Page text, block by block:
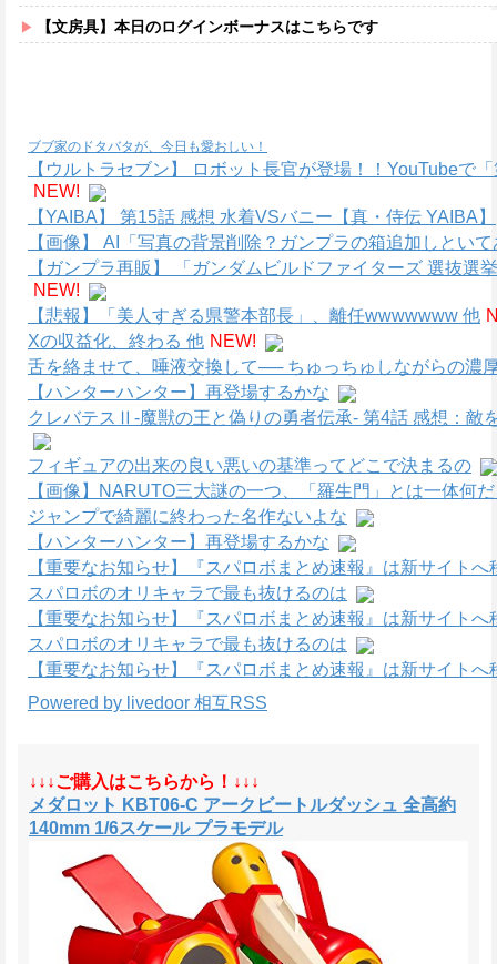
【文房具】本日のログインボーナスはこちらです
ブブ家のドタバタが、今日も愛おしい！
【ウルトラセブン】 ロボット長官が登場！！YouTubeで
NEW!
【YAIBA】 第15話 感想 水着VSバニー【真・侍伝 YAIBA】
【画像】 AI「写真の背景削除？ガンプラの箱追加しとい
【ガンプラ再販】 「ガンダムビルドファイターズ 選抜選
NEW!
【悲報】「美人すぎる県警本部長」、離任wwwwwww 他
Xの収益化、終わる 他 NEW!
舌を絡ませて、唾液交換して── ちゅっちゅしながらの濃
【ハンターハンター】再登場するかな
クレバテスⅡ-魔獣の王と偽りの勇者伝承- 第4話 感想：敵
フィギュアの出来の良い悪いの基準ってどこで決まるの
【画像】NARUTO三大謎の一つ、「羅生門」とは一体何
ジャンプで綺麗に終わった名作ないよな
【ハンターハンター】再登場するかな
【重要なお知らせ】『スパロボまとめ速報』は新サイトへ
スパロボのオリキャラで最も抜けるのは
【重要なお知らせ】『スパロボまとめ速報』は新サイトへ
スパロボのオリキャラで最も抜けるのは
【重要なお知らせ】『スパロボまとめ速報』は新サイトへ
Powered by livedoor 相互RSS
↓↓↓ご購入はこちらから！↓↓↓
メダロット KBT06-C アークビートルダッシュ 全高約
140mm 1/6スケール プラモデル